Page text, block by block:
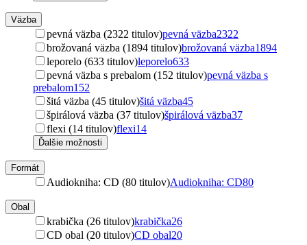
Väzba
pevná väzba (2322 titulov)pevná väzba2322
brožovaná väzba (1894 titulov)brožovaná väzba1894
leporelo (633 titulov)leporelo633
pevná väzba s prebalom (152 titulov)pevná väzba s
prebalom152
šitá väzba (45 titulov)šitá väzba45
špirálová väzba (37 titulov)špirálová väzba37
flexi (14 titulov)flexi14
Ďalšie možnosti
Formát
Audiokniha: CD (80 titulov)Audiokniha: CD80
Obal
krabička (26 titulov)krabička26
CD obal (20 titulov)CD obal20